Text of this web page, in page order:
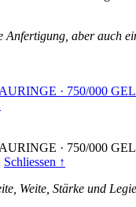
Anfertigung, aber auch
· 750/000
· 750/000
Schliessen ↑
Weite, Stärke und